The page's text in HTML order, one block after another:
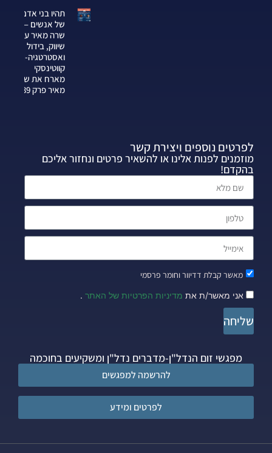
תהיו בני אדם
של אנשים —
שרה מאיר על
שיווק, בידול
ואסטרטגיה-צחי
קווטינסקי
מארח את שרה
מאיר פרק 339
לפרטים נוספים ויצירת קשר
מוזמנים לפנות אלינו או להשאיר פרטים ונחזור אליכם
בהקדם!
מאשר קבלת דדיוור וחומר פרסמי
אני מאשר/ת את מדיניות הפרטיות של האתר .
שליחה
מפגשי זום הנדל"ן-מדברים נדל"ן ומשקיעים בחוכמה
להרשמה למפגשים
לפרטים ומידע